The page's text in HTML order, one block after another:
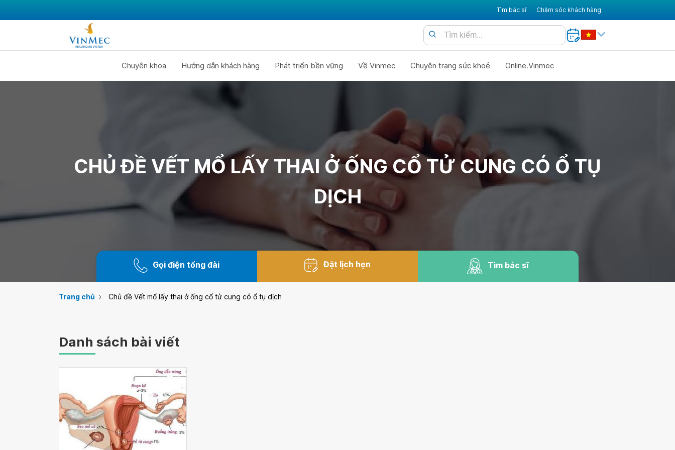
Tìm bác sĩ Chăm sóc khách hàng
Chuyên khoa Hướng dẫn khách hàng Phát triển bền vững Về Vinmec Chuyên trang sức khoẻ Online.Vinmec
CHỦ ĐỀ VẾT MỔ LẤY THAI Ở ỐNG CỔ TỬ CUNG CÓ Ổ TỤ
DỊCH
Gọi điện tổng đài Đặt lịch hẹn Tìm bác sĩ
Trang chủ Chủ đề Vết mổ lấy thai ở ống cổ tử cung có ổ tụ dịch
Danh sách bài viết